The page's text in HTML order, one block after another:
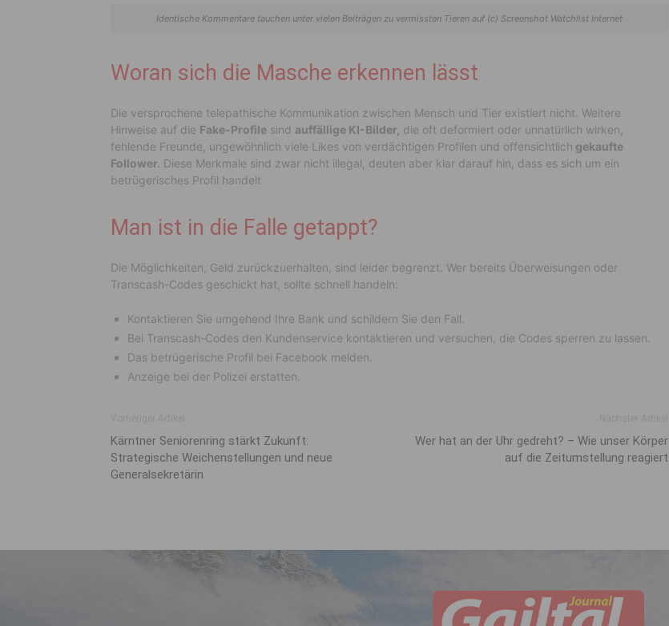
Identische Kommentare tauchen unter vielen Beiträgen zu vermissten Tieren auf (c) Screenshot Watchlist Internet
Woran sich die Masche erkennen lässt
Die versprochene telepathische Kommunikation zwischen Mensch und Tier existiert nicht. Weitere
Hinweise auf die Fake-Profile sind auffällige KI-Bilder, die oft deformiert oder unnatürlich wirken,
fehlende Freunde, ungewöhnlich viele Likes von verdächtigen Profilen und offensichtlich gekaufte
Follower. Diese Merkmale sind zwar nicht illegal, deuten aber klar darauf hin, dass es sich um ein
betrügerisches Profil handelt
Man ist in die Falle getappt?
Die Möglichkeiten, Geld zurückzuerhalten, sind leider begrenzt. Wer bereits Überweisungen oder
Transcash-Codes geschickt hat, sollte schnell handeln:
Kontaktieren Sie umgehend Ihre Bank und schildern Sie den Fall.
Bei Transcash-Codes den Kundenservice kontaktieren und versuchen, die Codes sperren zu lassen.
Das betrügerische Profil bei Facebook melden.
Anzeige bei der Polizei erstatten.
Kärntner Seniorenring stärkt Zukunft:
Strategische Weichenstellungen und neue
Generalsekretärin
Wer hat an der Uhr gedreht? – Wie unser Körper
auf die Zeitumstellung reagiert